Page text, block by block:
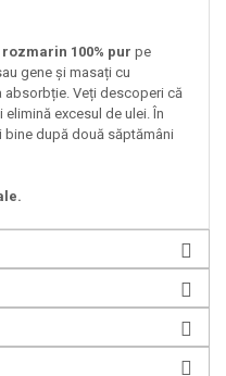
100% pur pe
gene și masați cu
absorbție. Veți descoperi că
excesul de ulei. În
bine după două săptămâni